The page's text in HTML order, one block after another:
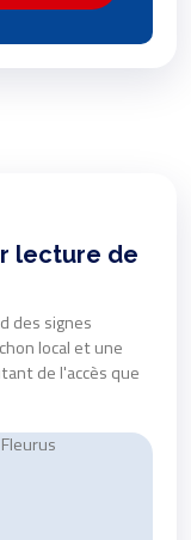
lecture de
des signes
local et une
de l'accès que